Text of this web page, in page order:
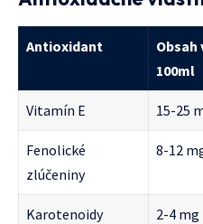
Antioxidant
Obsah
100ml
Vitamín E 15-25
Fenolické
zlúčeniny
8-12
Karotenoidy 2-4 mg